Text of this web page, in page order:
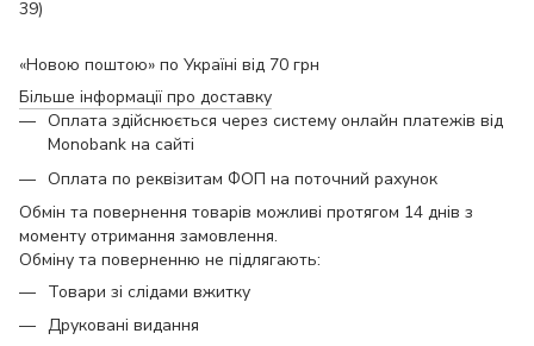
39)
«Новою поштою» по Україні від 70 грн
Більше інформації про доставку
Оплата здійснюється через систему онлайн платежів від
Monobank на сайті
Оплата по реквізитам ФОП на поточний рахунок
Обмін та повернення товарів можливі протягом 14 днів з
моменту отримання замовлення.
Обміну та поверненню не підлягають:
Товари зі слідами вжитку
Друковані видання